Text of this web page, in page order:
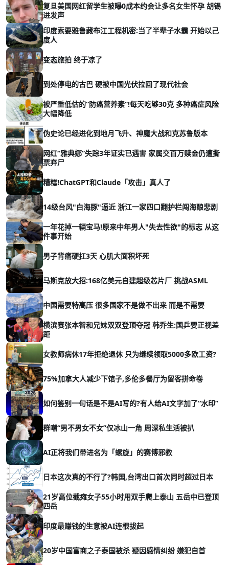
复旦美国网红留学生被曝0成本约会让多名女生怀孕 胡锡
进发声
印度索要雅鲁藏布江工程机密:当了半辈子水霸 开始以己
度人
变态旅拍 终于凉了
到处停电的古巴 硬被中国光伏拉回了现代社会
被严重低估的“防癌营养素”!每天吃够30克 多种癌症风险
大幅降低
伪史论已经进化到地月飞升、神魔大战和克苏鲁版本
网红“雅典娜”失踪3年证实已遇害 家属交百万赎金仍遭撕
票弃尸
糟糕!ChatGPT和Claude「攻击」真人了
14级台风"白海豚"逼近 浙江一家四口翻护栏闯海酿悲剧
一年花掉一辆宝马!原来中年男人"失去性欲"的标志 从这
件事开始
男子背痛硬扛3天 心肌大面积坏死
马斯克放大招:168亿美元自建超级芯片厂 挑战ASML
中国需要特高压 很多国家不是做不出来 而是不需要
横滨赛张本智和兄妹双双登顶夺冠 韩乔生:国乒要正视差
距
女教师病休17年拒绝退休 只为继续领取5000多欧工资?
75%加拿大人减少下馆子,多伦多餐厅为留客拼命卷
如何鉴别一句话是不是AI写的?有人给AI文字加了“水印”
群嘲“男不男女不女”仅冰山一角 周深私生活被扒
AI正将我们带进名为「螺旋」的赛博邪教
日本这次真的不行了?韩国,台湾出口首次同时超过日本
21岁高位截瘫女子55小时用双手爬上泰山 五岳中已登顶
四岳
印度最赚钱的生意被AI连根拔起
20岁中国富商之子泰国被杀 疑因感情纠纷 嫌犯自首